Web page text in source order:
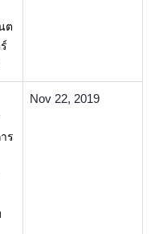
ต
ร
Nov 22, 2019